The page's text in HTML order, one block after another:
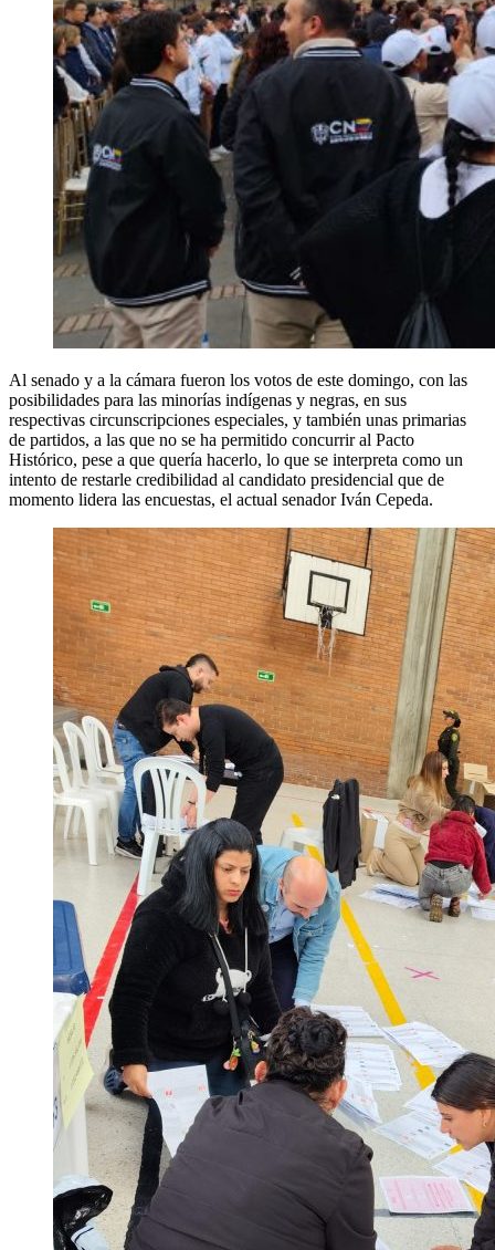
Al senado y a la cámara fueron los votos de este domingo, con las
posibilidades para las minorías indígenas y negras, en sus
respectivas circunscripciones especiales, y también unas primarias
de partidos, a las que no se ha permitido concurrir al Pacto
Histórico, pese a que quería hacerlo, lo que se interpreta como un
intento de restarle credibilidad al candidato presidencial que de
momento lidera las encuestas, el actual senador Iván Cepeda.